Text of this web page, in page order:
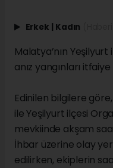
Erkek | Kadın
Malatya’nın
anız yangınları
Edinilen bilgilere
ile Yeşilyurt ilçesi
mevkiinde akşam
İhbar üzerine olay
edilirken, ekiplerin